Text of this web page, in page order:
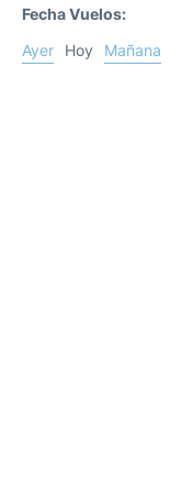
Fecha Vuelos:
Ayer
Hoy Mañana